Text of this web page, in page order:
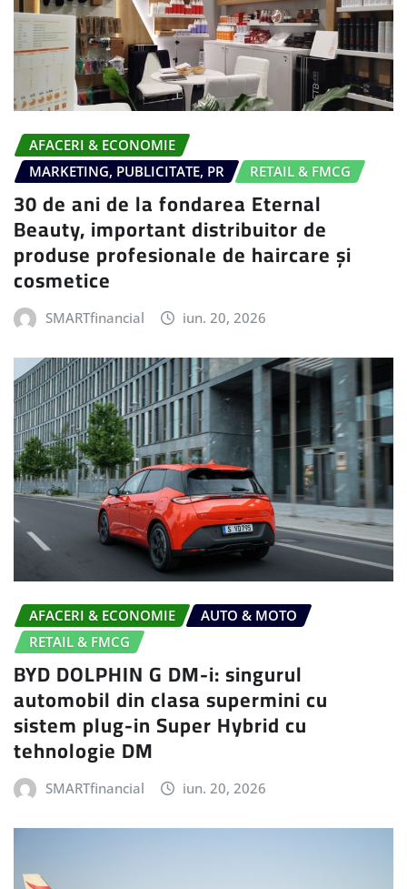
AFACERI & ECONOMIE
MARKETING, PUBLICITATE, PR
RETAIL & FMCG
30 de ani de la fondarea Eternal
Beauty, important distribuitor de
produse profesionale de haircare și
cosmetice
SMARTfinancial iun. 20, 2026
AFACERI & ECONOMIE
AUTO & MOTO
RETAIL & FMCG
BYD DOLPHIN G DM-i: singurul
automobil din clasa supermini cu
sistem plug-in Super Hybrid cu
tehnologie DM
SMARTfinancial iun. 20, 2026